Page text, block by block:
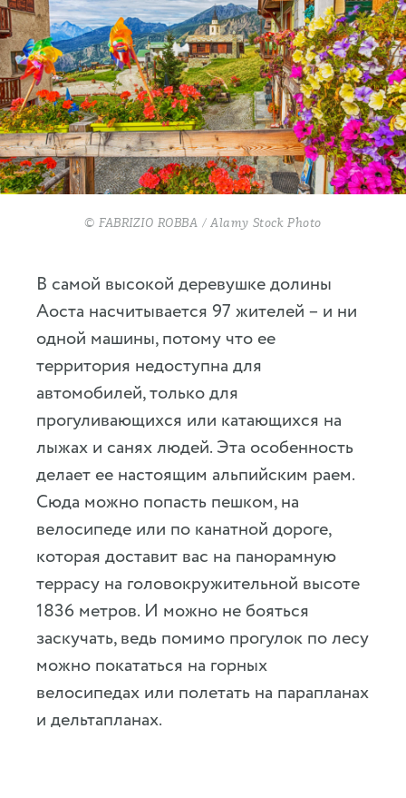
© FABRIZIO ROBBA / Alamy Stock Photo
В самой высокой деревушке долины
Аоста насчитывается 97 жителей – и ни
одной машины, потому что ее
территория недоступна для
автомобилей, только для
прогуливающихся или катающихся на
лыжах и санях людей. Эта особенность
делает ее настоящим альпийским раем.
Сюда можно попасть пешком, на
велосипеде или по канатной дороге,
которая доставит вас на панорамную
террасу на головокружительной высоте
1836 метров. И можно не бояться
заскучать, ведь помимо прогулок по лесу
можно покататься на горных
велосипедах или полетать на парапланах
и дельтапланах.